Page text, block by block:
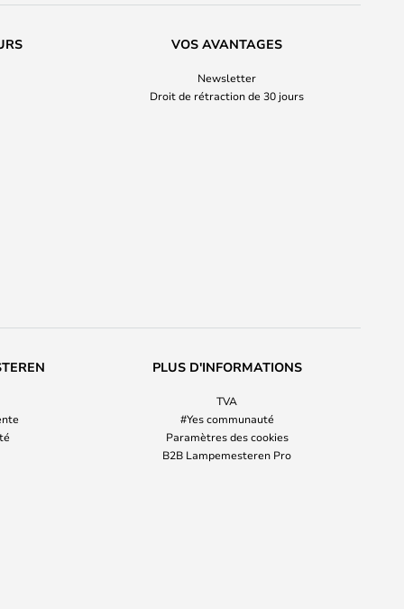
VOS AVANTAGES
Newsletter
Droit de rétraction de 30 jours
PLUS D'INFORMATIONS
TVA
#Yes communauté
Paramètres des cookies
B2B Lampemesteren Pro